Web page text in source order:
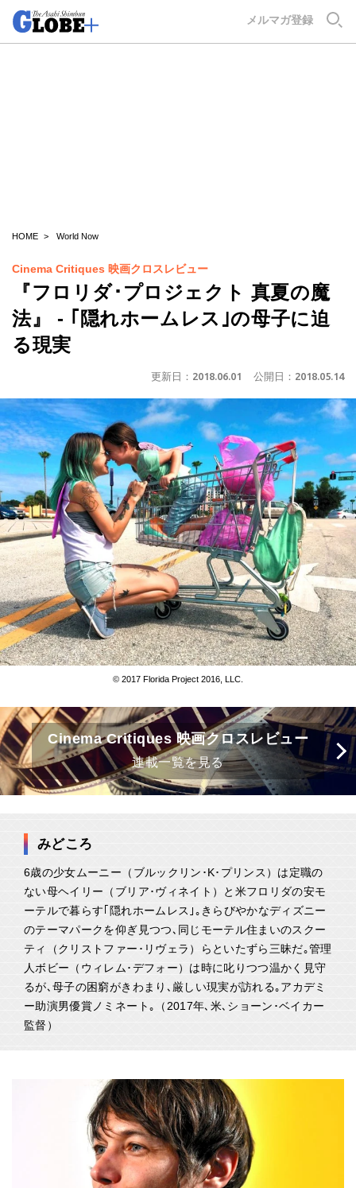
メルマガ登録
HOME World Now
Cinema Critiques 映画クロスレビュー
『フロリダ･プロジェクト 真夏の魔
法』 - ｢隠れホームレス｣の母子に迫
る現実
更新日： 2018.06.01 公開日： 2018.05.14
© 2017 Florida Project 2016, LLC.
Cinema Critiques 映画クロスレビュー
連載一覧を見る
みどころ
6歳の少女ムーニー（ブルックリン･K･プリンス）は定職の
ない母ヘイリー（ブリア･ヴィネイト）と米フロリダの安モ
ーテルで暮らす｢隠れホームレス｣｡きらびやかなディズニー
のテーマパークを仰ぎ見つつ､同じモーテル住まいのスクー
ティ（クリストファー･リヴェラ）らといたずら三昧だ｡管理
人ボビー（ウィレム･デフォー）は時に叱りつつ温かく見守
るが､母子の困窮がきわまり､厳しい現実が訪れる｡アカデミ
ー助演男優賞ノミネート｡（2017年､米､ショーン･ベイカー
監督）